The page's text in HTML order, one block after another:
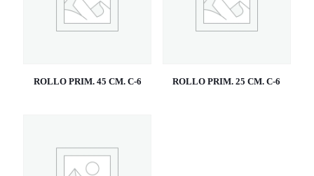
ROLLO PRIM. 45 CM. C-6 ROLLO PRIM. 25 CM. C-6